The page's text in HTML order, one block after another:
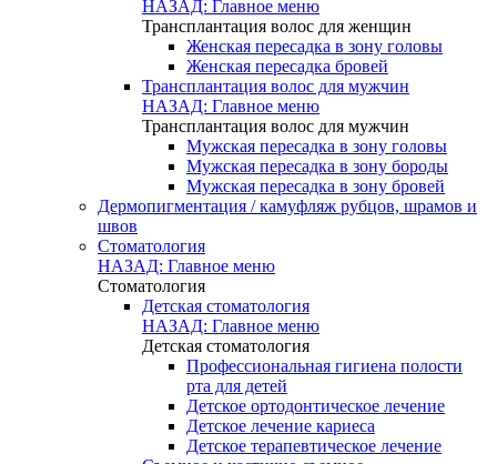
НАЗАД: Главное меню
Трансплантация волос для женщин
Женская пересадка в зону головы
Женская пересадка бровей
Трансплантация волос для мужчин
НАЗАД: Главное меню
Трансплантация волос для мужчин
Мужская пересадка в зону головы
Мужская пересадка в зону бороды
Мужская пересадка в зону бровей
Дермопигментация / камуфляж рубцов, шрамов и
швов
Стоматология
НАЗАД: Главное меню
Стоматология
Детская стоматология
НАЗАД: Главное меню
Детская стоматология
Профессиональная гигиена полости
рта для детей
Детское ортодонтическое лечение
Детское лечение кариеса
Детское терапевтическое лечение